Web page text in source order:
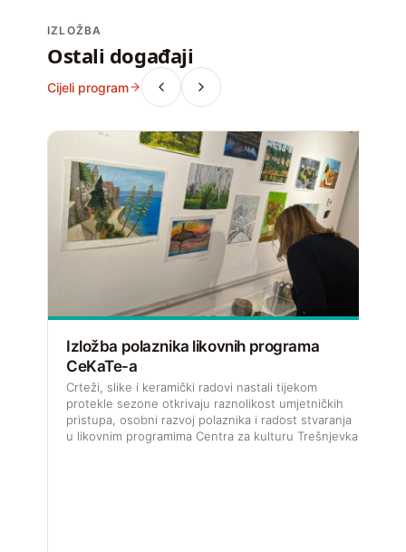
IZLOŽBA
Ostali događaji
Cijeli program
Izložba polaznika likovnih programa
CeKaTe-a
Crteži, slike i keramički radovi nastali tijekom
protekle sezone otkrivaju raznolikost umjetničkih
pristupa, osobni razvoj polaznika i radost stvaranja
u likovnim programima Centra za kulturu Trešnjevka.